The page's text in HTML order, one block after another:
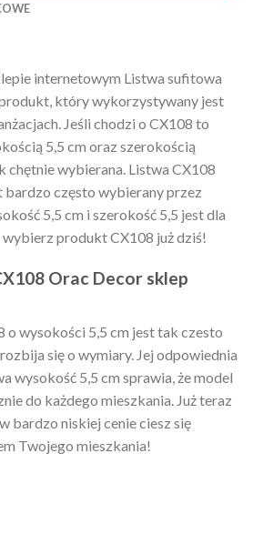
internetowym Listwa sufitowa
który wykorzystywany jest
Jeśli chodzi o CX108 to
5,5 cm oraz szerokością
chętnie wybierana. Listwa CX108
często wybierany przez
5,5 cm i szerokość 5,5 jest dla
produkt CX108 już dziś!
Orac Decor sklep
o wysokości 5,5 cm jest tak czesto
się o wymiary. Jej odpowiednia
wysokość 5,5 cm sprawia, że model
do każdego mieszkania. Już teraz
bardzo niskiej cenie ciesz się
Twojego mieszkania!